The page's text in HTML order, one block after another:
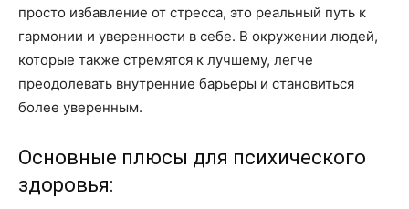
просто избавление от стресса, это реальный путь к
гармонии и уверенности в себе. В окружении людей,
которые также стремятся к лучшему, легче
преодолевать внутренние барьеры и становиться
более уверенным.
Основные плюсы для психического
здоровья: